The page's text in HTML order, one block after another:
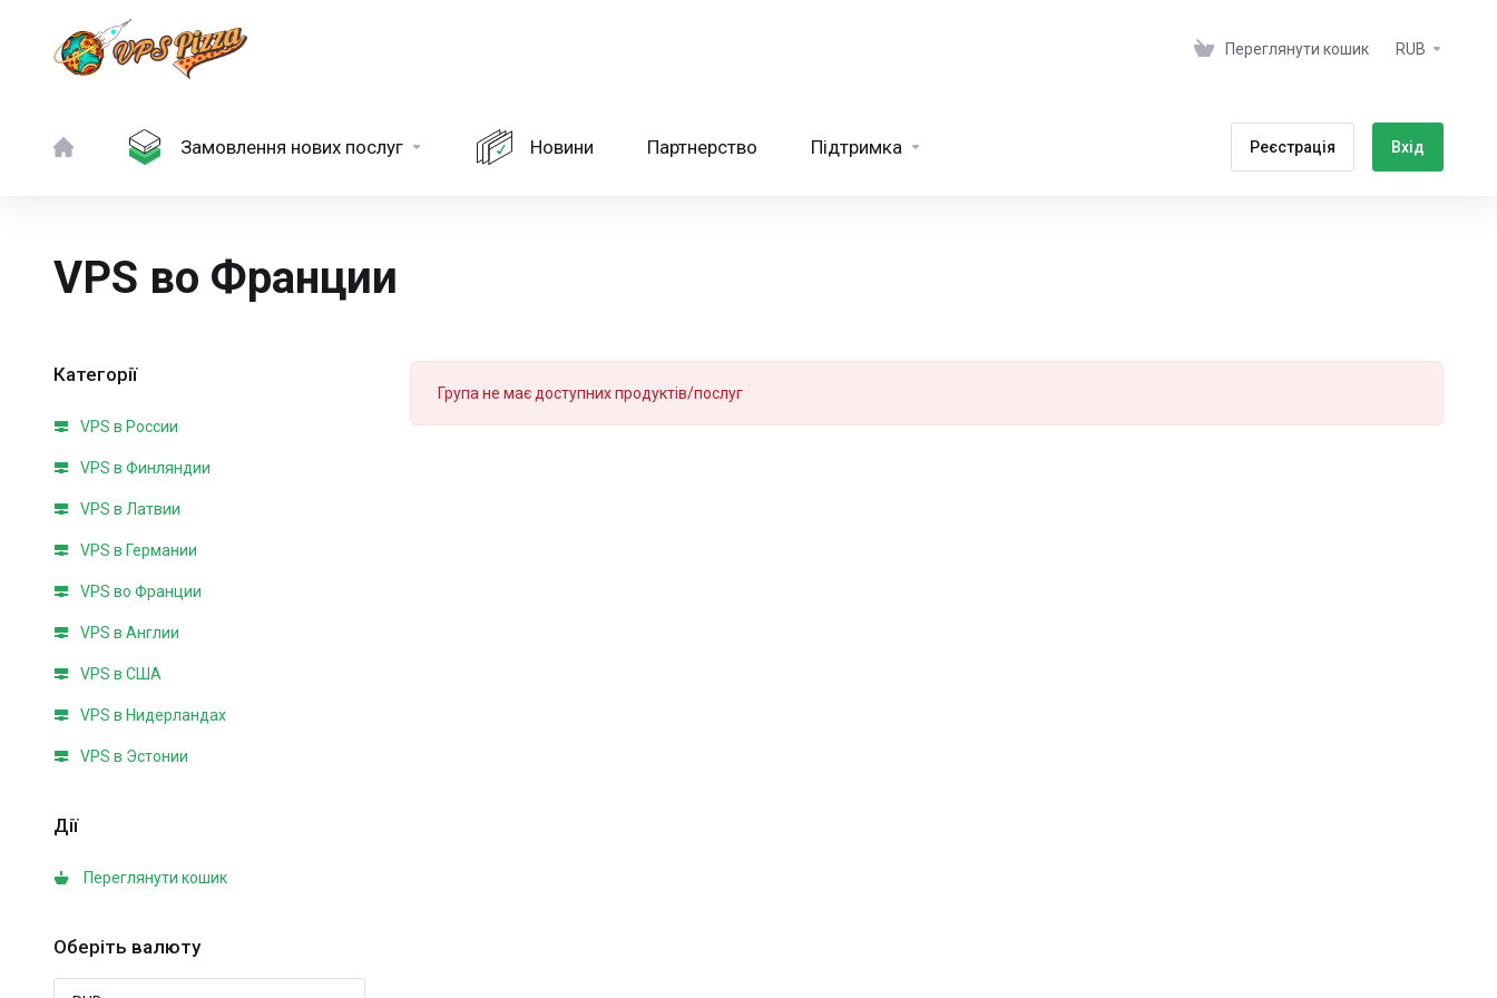
Переглянути кошик RUB
Замовлення нових послуг Новини Партнерство Підтримка Реєстрація Вхід
VPS во Франции
Категорії
VPS в России
VPS в Финляндии
VPS в Латвии
VPS в Германии
VPS во Франции
VPS в Англии
VPS в США
VPS в Нидерландах
VPS в Эстонии
Дії
Переглянути кошик
Оберіть валюту
Група не має доступних продуктів/послуг